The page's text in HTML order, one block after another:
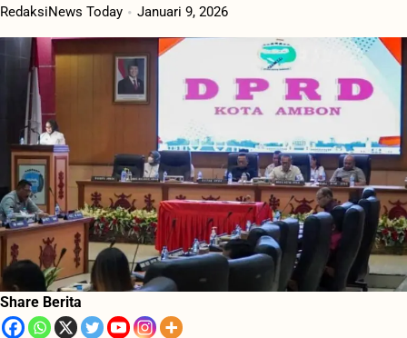
RedaksiNews Today Januari 9, 2026
Share Berita